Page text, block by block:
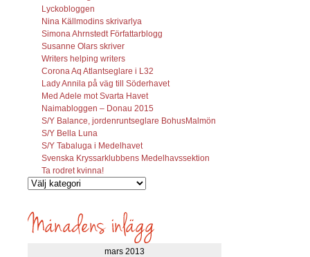
Lyckobloggen
Nina Källmodins skrivarlya
Simona Ahrnstedt Författarblogg
Susanne Olars skriver
Writers helping writers
Corona Aq Atlantseglare i L32
Lady Annila på väg till Söderhavet
Med Adele mot Svarta Havet
Naimabloggen – Donau 2015
S/Y Balance, jordenruntseglare BohusMalmön
S/Y Bella Luna
S/Y Tabaluga i Medelhavet
Svenska Kryssarklubbens Medelhavssektion
Ta rodret kvinna!
Vilka
söks?
mars 2013